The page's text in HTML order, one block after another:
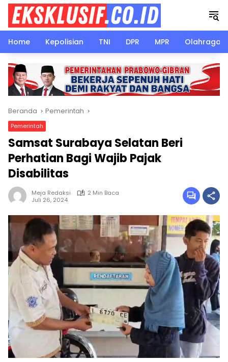
Langsung
konten
Home
Kepolisian TNI DPR MPR Olahraga
Beranda Pemerintah
Pemerintah
Samsat Surabaya Selatan Beri
Perhatian Bagi Wajib Pajak
Disabilitas
Meja Redaksi
2 Min Baca
Juli 26, 2024